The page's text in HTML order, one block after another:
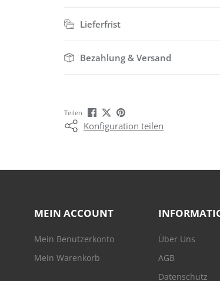
Lieferfrist
Bezahlung & Versand
Teilen
Konfiguration teilen
MEIN ACCOUNT
Mein Benutzerkonto
Mein Warenkorb
Über Uns
AGB
Datenschutz